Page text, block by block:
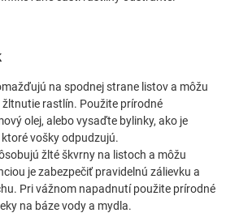
na spodnej strane listov a môžu
rastlín. Použite prírodné
olej, alebo vysaďte bylinky, ako je
vošky odpudzujú.
žlté škvrny na listoch a môžu
je zabezpečiť pravidelnú zálievku a
Pri vážnom napadnutí použite prírodné
na báze vody a mydla.